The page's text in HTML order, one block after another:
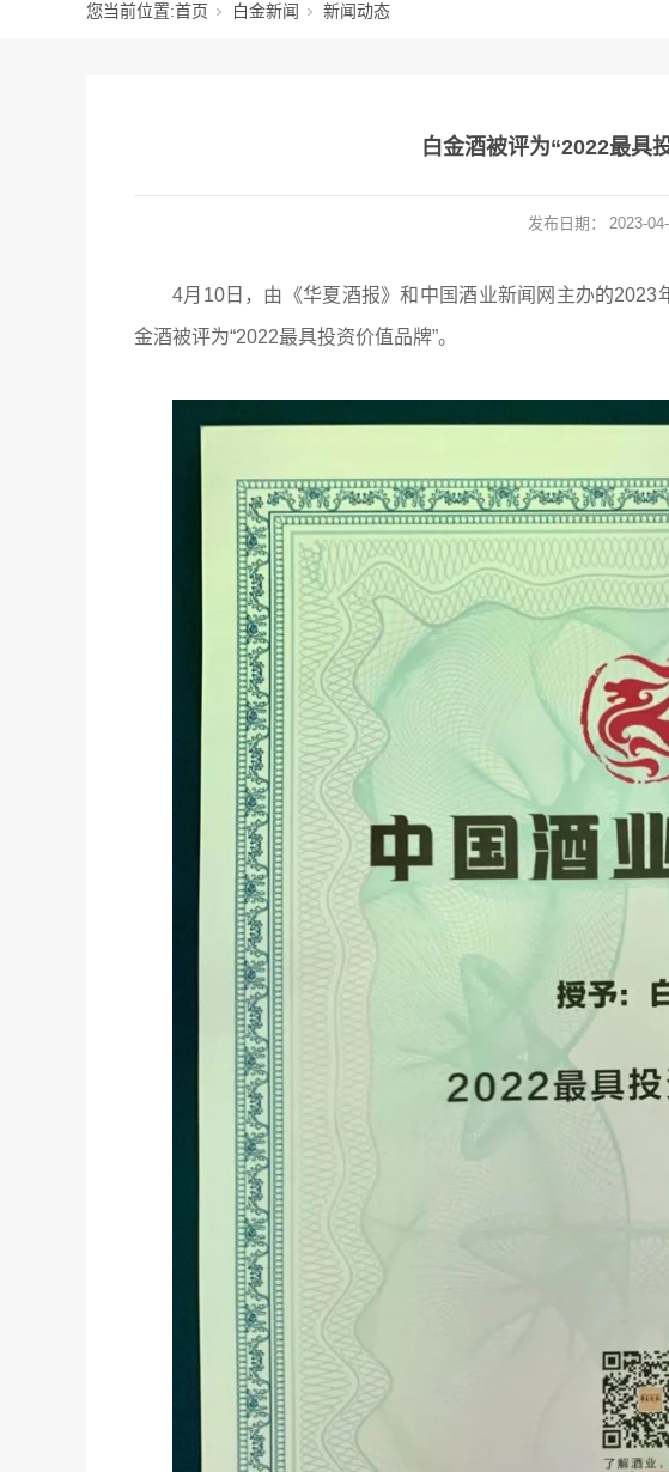
您当前位置:首页 白金新闻 新闻动态
白金酒被评为“2022最具
发布日期： 2023-
4月10日，由《华夏酒报》和中国酒业新闻网主办的2023
金酒被评为“2022最具投资价值品牌”。